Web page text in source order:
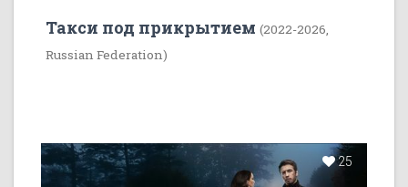
Такси под прикрытием (2022-2026,
Russian Federation)
25